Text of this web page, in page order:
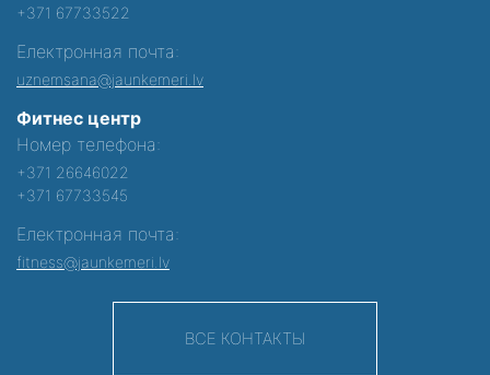
+371 67733522
Електронная почта:
uznemsana@jaunkemeri.lv
Фитнес центр
Номер телефона:
+371 26646022
+371 67733545
Електронная почта:
fitness@jaunkemeri.lv
ВСЕ КОНТАКТЫ